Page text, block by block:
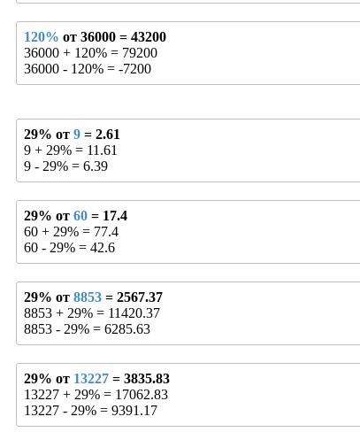
120% от 36000 = 43200
36000 + 120% = 79200
36000 - 120% = -7200
29% от 9 = 2.61
9 + 29% = 11.61
9 - 29% = 6.39
29% от 60 = 17.4
60 + 29% = 77.4
60 - 29% = 42.6
29% от 8853 = 2567.37
8853 + 29% = 11420.37
8853 - 29% = 6285.63
29% от 13227 = 3835.83
13227 + 29% = 17062.83
13227 - 29% = 9391.17